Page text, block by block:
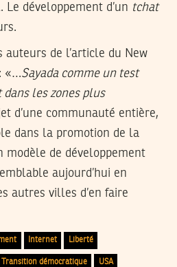
développement d’un tchat
auteurs de l’article du New
«…Sayada comme un test
les zones plus
d’une communauté entière,
dans la promotion de la
de développement
aujourd’hui en
autres villes d’en faire
Internet Liberté
Transition démocratique USA